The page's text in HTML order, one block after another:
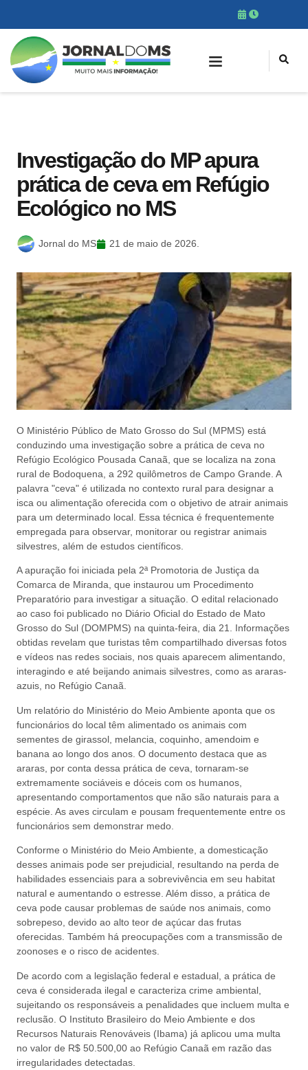
Investigação do MP apura
prática de ceva em Refúgio
Ecológico no MS
Jornal do MS 21 de maio de 2026.
O Ministério Público de Mato Grosso do Sul (MPMS) está
conduzindo uma investigação sobre a prática de ceva no
Refúgio Ecológico Pousada Canaã, que se localiza na zona
rural de Bodoquena, a 292 quilômetros de Campo Grande. A
palavra "ceva" é utilizada no contexto rural para designar a
isca ou alimentação oferecida com o objetivo de atrair animais
para um determinado local. Essa técnica é frequentemente
empregada para observar, monitorar ou registrar animais
silvestres, além de estudos científicos.
A apuração foi iniciada pela 2ª Promotoria de Justiça da
Comarca de Miranda, que instaurou um Procedimento
Preparatório para investigar a situação. O edital relacionado
ao caso foi publicado no Diário Oficial do Estado de Mato
Grosso do Sul (DOMPMS) na quinta-feira, dia 21. Informações
obtidas revelam que turistas têm compartilhado diversas fotos
e vídeos nas redes sociais, nos quais aparecem alimentando,
interagindo e até beijando animais silvestres, como as araras-
azuis, no Refúgio Canaã.
Um relatório do Ministério do Meio Ambiente aponta que os
funcionários do local têm alimentado os animais com
sementes de girassol, melancia, coquinho, amendoim e
banana ao longo dos anos. O documento destaca que as
araras, por conta dessa prática de ceva, tornaram-se
extremamente sociáveis e dóceis com os humanos,
apresentando comportamentos que não são naturais para a
espécie. As aves circulam e pousam frequentemente entre os
funcionários sem demonstrar medo.
Conforme o Ministério do Meio Ambiente, a domesticação
desses animais pode ser prejudicial, resultando na perda de
habilidades essenciais para a sobrevivência em seu habitat
natural e aumentando o estresse. Além disso, a prática de
ceva pode causar problemas de saúde nos animais, como
sobrepeso, devido ao alto teor de açúcar das frutas
oferecidas. Também há preocupações com a transmissão de
zoonoses e o risco de acidentes.
De acordo com a legislação federal e estadual, a prática de
ceva é considerada ilegal e caracteriza crime ambiental,
sujeitando os responsáveis a penalidades que incluem multa e
reclusão. O Instituto Brasileiro do Meio Ambiente e dos
Recursos Naturais Renováveis (Ibama) já aplicou uma multa
no valor de R$ 50.500,00 ao Refúgio Canaã em razão das
irregularidades detectadas.